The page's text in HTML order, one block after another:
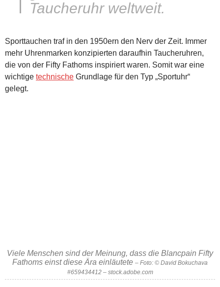
Taucheruhr weltweit.
Sporttauchen traf in den 1950ern den Nerv der Zeit. Immer
mehr Uhrenmarken konzipierten daraufhin Taucheruhren,
die von der Fifty Fathoms inspiriert waren. Somit war eine
wichtige technische Grundlage für den Typ „Sportuhr“
gelegt.
Viele Menschen sind der Meinung, dass die Blancpain Fifty
Fathoms einst diese Ära einläutete – Foto: © David Bokuchava
#659434412 – stock.adobe.com